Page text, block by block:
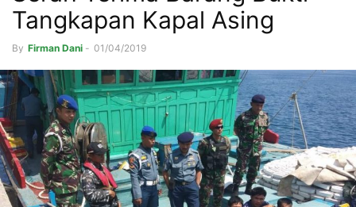
Tangkapan Kapal Asing
By Firman Dani - 01/04/2019